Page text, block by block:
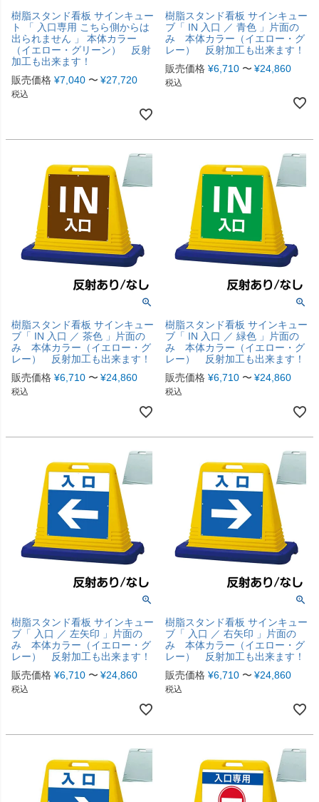
樹脂スタンド看板 サインキュー
ト 「 入口専用 こちら側からは
出られません 」 本体カラー
（イエロー・グリーン） 反射
加工も出来ます！
販売価格 ¥7,040 〜 ¥27,720
税込
樹脂スタンド看板 サインキュー
ブ「 IN 入口 ／ 青色 」片面の
み 本体カラー（イエロー・グ
レー） 反射加工も出来ます！
販売価格 ¥6,710 〜 ¥24,860
税込
樹脂スタンド看板 サインキュー
ブ「 IN 入口 ／ 茶色 」片面の
み 本体カラー（イエロー・グ
レー） 反射加工も出来ます！
販売価格 ¥6,710 〜 ¥24,860
税込
樹脂スタンド看板 サインキュー
ブ「 IN 入口 ／ 緑色 」片面の
み 本体カラー（イエロー・グ
レー） 反射加工も出来ます！
販売価格 ¥6,710 〜 ¥24,860
税込
樹脂スタンド看板 サインキュー
ブ「 入口 ／ 左矢印 」片面の
み 本体カラー（イエロー・グ
レー） 反射加工も出来ます！
販売価格 ¥6,710 〜 ¥24,860
税込
樹脂スタンド看板 サインキュー
ブ「 入口 ／ 右矢印 」片面の
み 本体カラー（イエロー・グ
レー） 反射加工も出来ます！
販売価格 ¥6,710 〜 ¥24,860
税込